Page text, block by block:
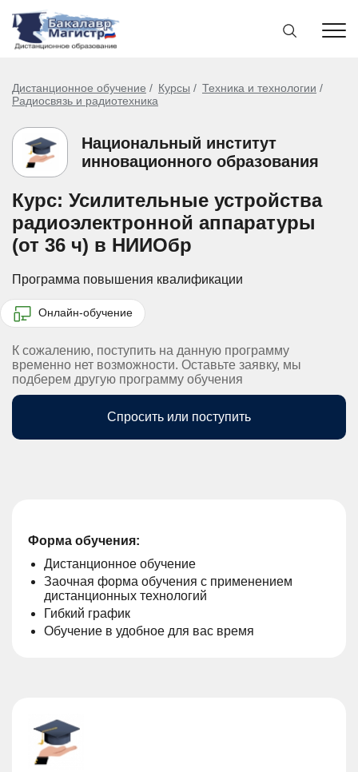
Дистанционное обучение Курсы
Техника и технологии
Радиосвязь и радиотехника
Национальный институт
инновационного образования
Курс: Усилительные устройства
радиоэлектронной аппаратуры
(от 36 ч) в НИИОбр
Программа повышения квалификации
Онлайн-обучение
К сожалению, поступить на данную программу
временно нет возможности. Оставьте заявку, мы
подберем другую программу обучения
Спросить или поступить
Форма обучения:
Дистанционное обучение
Заочная форма обучения с применением
дистанционных технологий
Гибкий график
Обучение в удобное для вас время